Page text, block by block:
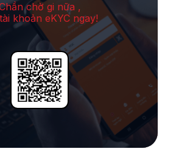
chờ gi nữa ,
khoản eKYC ngay!